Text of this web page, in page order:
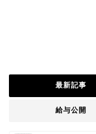
最新記事
給与公開